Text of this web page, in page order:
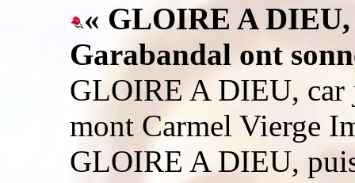
« GLOIRE A DIEU,
Garabandal ont
GLOIRE A DIEU, car
mont Carmel Vierge
GLOIRE A DIEU,